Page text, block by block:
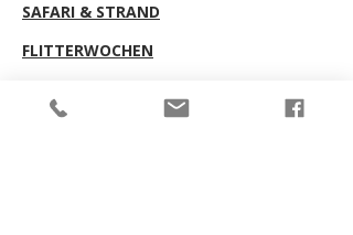
SAFARI & STRAND
FLITTERWOCHEN